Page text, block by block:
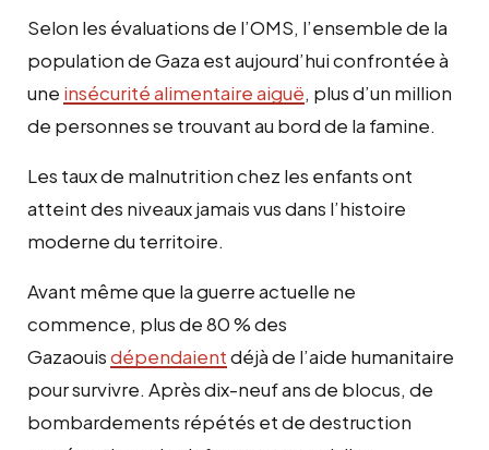
Selon les évaluations de l’OMS, l’ensemble de la
population de Gaza est aujourd’hui confrontée à
une insécurité alimentaire aiguë, plus d’un million
de personnes se trouvant au bord de la famine.
Les taux de malnutrition chez les enfants ont
atteint des niveaux jamais vus dans l’histoire
moderne du territoire.
Avant même que la guerre actuelle ne
commence, plus de 80 % des
Gazaouisdépendaientdéjà de l’aide humanitaire
pour survivre. Après dix-neuf ans de blocus, de
bombardements répétés et de destruction